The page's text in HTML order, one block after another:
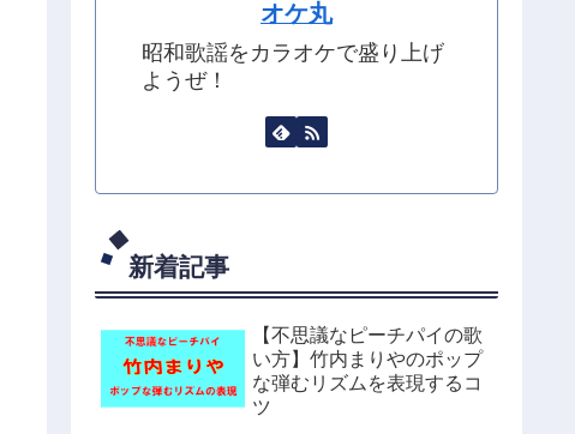
オケ丸
昭和歌謡をカラオケで盛り上げ
ようぜ！
新着記事
【不思議なピーチパイの歌
い方】竹内まりやのポップ
な弾むリズムを表現するコ
ツ